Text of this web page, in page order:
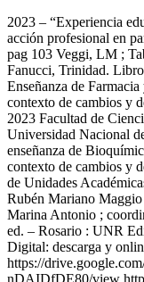
2023 – “Experiencia
acción profesional en
pag 103 Veggi, LM ;
Fanucci, Trinidad.
Enseñanza de
contexto de cambios y
2023 Facultad de
Universidad Nacional
enseñanza de
contexto de cambios y
de Unidades
Rubén Mariano
Marina Antonio ;
ed. – Rosario : UNR
Digital: descarga y
https://
nDAIDfDE80/view